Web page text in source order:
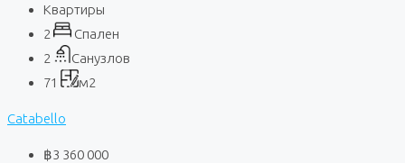
Квартиры
2
Спален
2
Санузлов
71
м2
Catabello
฿3 360 000